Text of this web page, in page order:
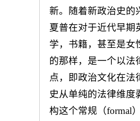
新。随着新政治史的
夏普在对于近代早期
学，书籍，甚至是女
的那样，是一个以法
点，即政治文化在法
史从单纯的法律维度
构这个常规（formal